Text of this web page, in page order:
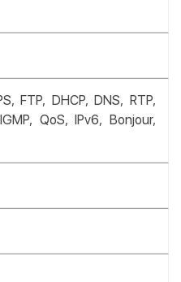
FTP, DHCP, DNS, RTP,
QoS, IPv6, Bonjour,